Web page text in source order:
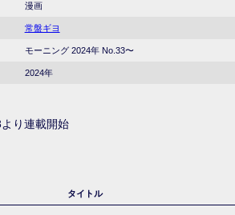
漫画
常盤ギヨ
モーニング 2024年 No.33〜
2024年
り連載開始
タイトル